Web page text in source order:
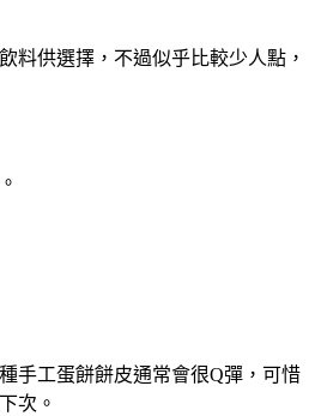
料供選擇，不過似乎比較少人點，
手工蛋餅餅皮通常會很Q彈，可惜
次。